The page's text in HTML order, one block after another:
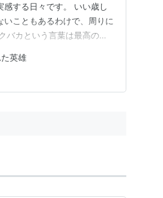
感する日々です。 いい歳し
こともあるわけで、周りに
バカという言葉は最高の褒
クブームが起きていた
英雄